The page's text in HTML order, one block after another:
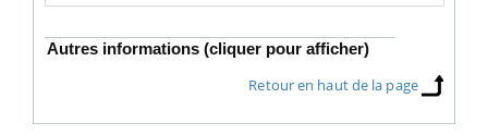
Autres informations (cliquer pour afficher)
Retour en haut de la page